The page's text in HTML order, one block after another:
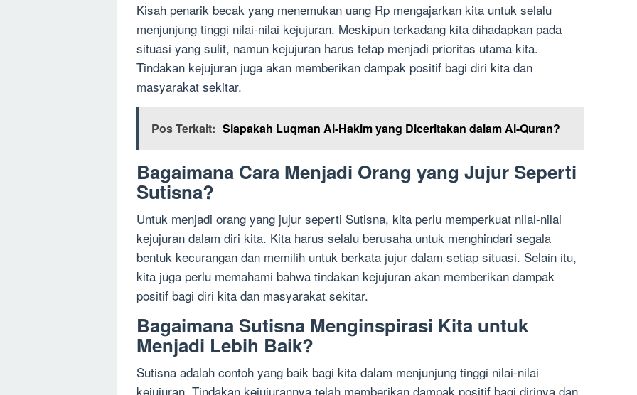
Kisah penarik becak yang menemukan uang Rp mengajarkan kita untuk selalu
menjunjung tinggi nilai-nilai kejujuran. Meskipun terkadang kita dihadapkan pada
situasi yang sulit, namun kejujuran harus tetap menjadi prioritas utama kita.
Tindakan kejujuran juga akan memberikan dampak positif bagi diri kita dan
masyarakat sekitar.
Pos Terkait: Siapakah Luqman Al-Hakim yang Diceritakan dalam Al-Quran?
Bagaimana Cara Menjadi Orang yang Jujur Seperti
Sutisna?
Untuk menjadi orang yang jujur seperti Sutisna, kita perlu memperkuat nilai-nilai
kejujuran dalam diri kita. Kita harus selalu berusaha untuk menghindari segala
bentuk kecurangan dan memilih untuk berkata jujur dalam setiap situasi. Selain itu,
kita juga perlu memahami bahwa tindakan kejujuran akan memberikan dampak
positif bagi diri kita dan masyarakat sekitar.
Bagaimana Sutisna Menginspirasi Kita untuk
Menjadi Lebih Baik?
Sutisna adalah contoh yang baik bagi kita dalam menjunjung tinggi nilai-nilai
kejujuran. Tindakan kejujurannya telah memberikan dampak positif bagi dirinya dan